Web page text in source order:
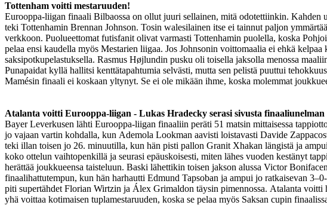
Tottenham voitti mestaruuden!
Eurooppa-liigan finaali Bilbaossa on ollut juuri sellainen, mitä odotettiinkin. Kahden
teki Tottenhamin Brennan Johnson. Tosin walesilainen itse ei tainnut paljon
verkkoon. Puolueettomat futisfanit olivat varmasti Tottenhamin puolella, koska
pelaa ensi kaudella myös Mestarien liigaa. Jos Johnsonin voittomaalia ei ehkä
saksipotkupelastuksella. Rasmus Højlundin pusku oli toisella jaksolla menossa
Punapaidat kyllä hallitsi kenttätapahtumia selvästi, mutta sen pelistä puuttui
Mamésin finaali ei koskaan yltynyt. Se ei ole mikään ihme, koska molemmat
Atalanta voitti Eurooppa-liigan - Lukas Hradecky serasi sivusta
Bayer Leverkusen lähti Eurooppa-liigan finaaliin peräti 51 matsin mittaisessa
jo vajaan vartin kohdalla, kun Ademola Lookman aavisti loistavasti Davide
teki illan toisen jo 26. minuutilla, kun hän pisti pallon Granit Xhakan längistä ja
koko ottelun vaihtopenkillä ja seurasi epäuskoisesti, miten lähes vuoden kestänyt
herättää joukkueensa taisteluun. Baski lähettikin toisen jakson alussa Victor
finaalihattutempun, kun hän harhautti Edmund Tapsoban ja ampui jo ratkaisevan
piti supertähdet Florian Wirtzin ja Álex Grimaldon täysin pimennossa. Atalanta
yhä voittaa kotimaisen tuplamestaruuden, koska se pelaa myös Saksan cupin